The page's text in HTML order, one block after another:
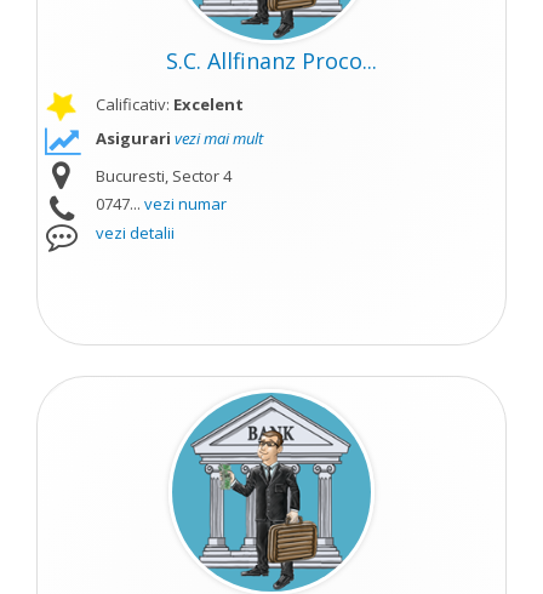
S.C. Allfinanz Proco...
Calificativ: Excelent
Asigurari vezi mai mult
Bucuresti, Sector 4
0747... vezi numar
vezi detalii